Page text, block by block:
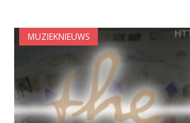
MUZIEKNIEUWS